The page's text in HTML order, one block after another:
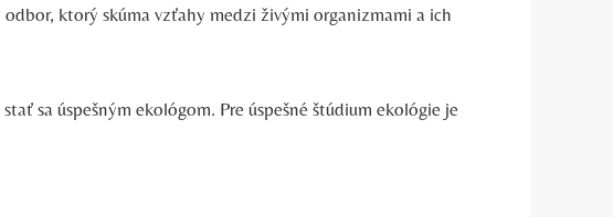
ktorý skúma vzťahy medzi živými organizmami a ich
sa úspešným ekológom. Pre úspešné štúdium ekológie je